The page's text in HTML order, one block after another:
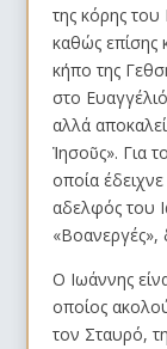
της κόρης
καθώς επίσης
κήπο της
στο
αλλά
Ἰησοῦς». Για
οποία
αδελφός του
«Βοανεργές»,
Ο Ιωάννης
οποίος
τον Σταυρό,